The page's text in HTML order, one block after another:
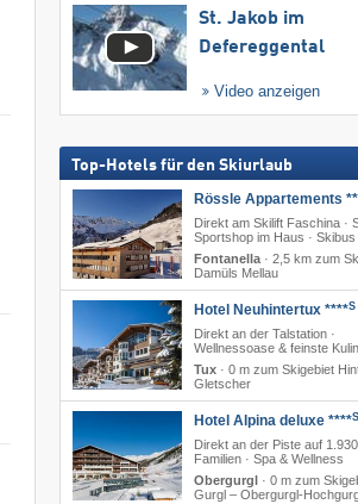
St. Jakob im
Defereggental
Video anzeigen
Top-Hotels für den Skiurlaub
Rössle Appartements
Direkt am Skilift Faschina ·
Sportshop im Haus · Skibus
Fontanella · 2,5 km zum
Damüls Mellau
Hotel Neuhintertux ****S
Direkt an der Talstation ·
Wellnessoase & feinste
Tux· 0 m zum Skigebiet
Gletscher
Hotel Alpina deluxe ****S
Direkt an der Piste auf
Familien · Spa & Wellness
Obergurgl
· 0 m zum
Gurgl – Obergurgl-